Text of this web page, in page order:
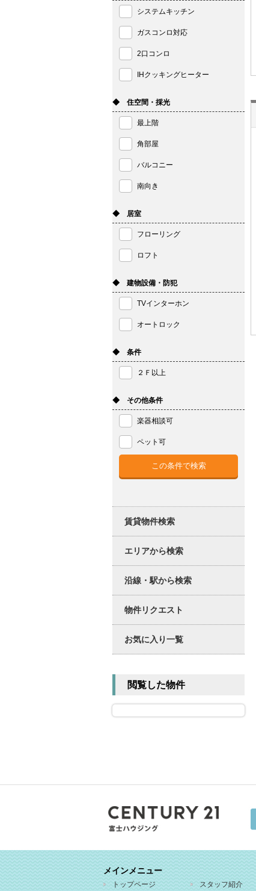
システムキッチン
ガスコンロ対応
2口コンロ
IHクッキングヒーター
◆ 住空間・採光
最上階
角部屋
バルコニー
南向き
◆ 居室
フローリング
ロフト
◆ 建物設備・防犯
TVインターホン
オートロック
◆ 条件
２Ｆ以上
◆ その他条件
楽器相談可
ペット可
賃貸物件検索
エリアから検索
沿線・駅から検索
物件リクエスト
お気に入り一覧
閲覧した物件
メインメニュー
トップページ スタッフ紹介